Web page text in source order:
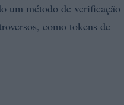
um método de verificação
como tokens de